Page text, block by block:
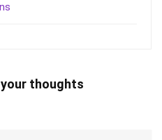
your thoughts